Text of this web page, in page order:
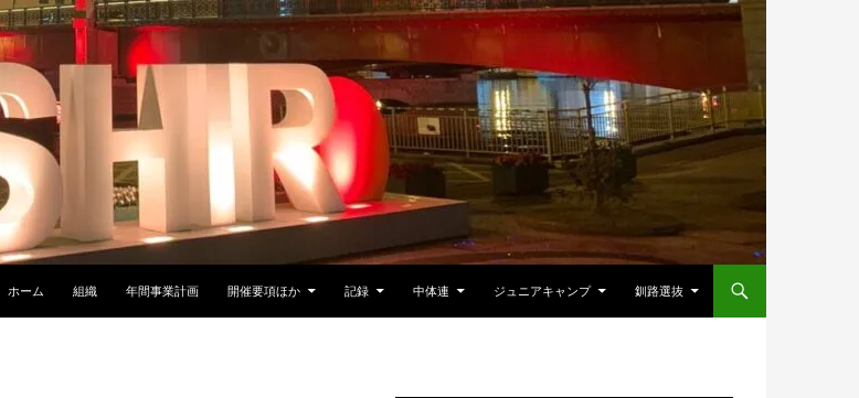
ホーム 組織 年間事業計画 開催要項ほか 記録 中体連 ジュニアキャンプ 釧路選抜